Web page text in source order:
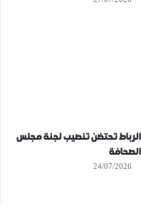
الرباط تحتضن تنصيب لجنة مجلس
الصحافة
24/07/2026